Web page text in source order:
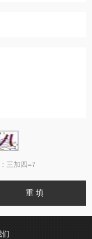
三加四=7
们